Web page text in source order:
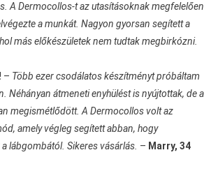
A Dermocollos-t az utasításoknak megfelelően
a munkát. Nagyon gyorsan segített a
más előkészületek nem tudtak megbirkózni.
– Több ezer csodálatos készítményt próbáltam
Néhányan átmeneti enyhülést is nyújtottak, de a
megismétlődött. A Dermocollos volt az
amely végleg segített abban, hogy
lábgombától. Sikeres vásárlás. – Marry, 34